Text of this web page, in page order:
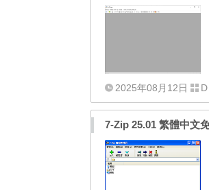
2025年08月12日
7-Zip 25.01 繁體中文